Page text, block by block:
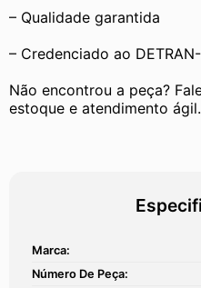
– Qualidade garantida
– Credenciado ao
Não encontrou a peça?
estoque e atendimento ágil.
Marca:
Número De Peça: